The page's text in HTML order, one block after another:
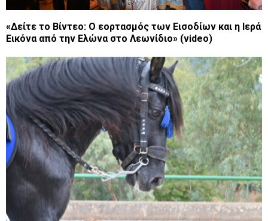
«Δείτε το Βίντεο: Ο εορτασμός των Εισοδίων και η Ιερά
Εικόνα από την Ελώνα στο Λεωνίδιο» (video)